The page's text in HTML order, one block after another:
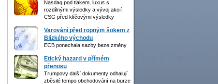
Nasdaq pod tlakem, luxus s
rozdílnými výsledky a vývoj akcií
CSG před klíčovými výsledky
Varování před ropným šokem z
Blízkého východu
ECB ponechala sazby beze změny
Etický hazard v přímém
přenosu
Trumpovy další dokumenty odhalují
zběsilé tempo obchodování na burze